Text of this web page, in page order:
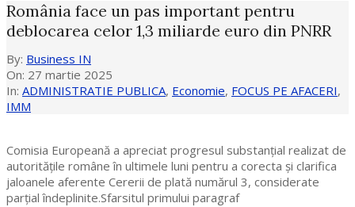
România face un pas important pentru
deblocarea celor 1,3 miliarde euro din PNRR
By: Business IN
On: 27 martie 2025
In: ADMINISTRATIE PUBLICA, Economie, FOCUS PE AFACERI,
IMM
Comisia Europeană a apreciat progresul substanțial realizat de
autoritățile române în ultimele luni pentru a corecta și clarifica
jaloanele aferente Cererii de plată numărul 3, considerate
parțial îndeplinite.Sfarsitul primului paragraf